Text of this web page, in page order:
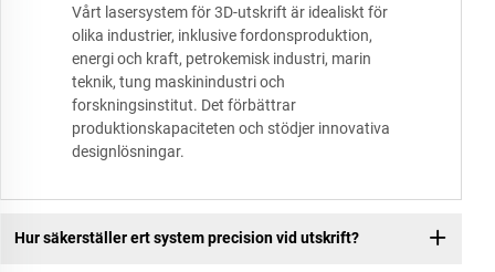
Vårt lasersystem för 3D-utskrift är idealiskt för
olika industrier, inklusive fordonsproduktion,
energi och kraft, petrokemisk industri, marin
teknik, tung maskinindustri och
forskningsinstitut. Det förbättrar
produktionskapaciteten och stödjer innovativa
designlösningar.
Hur säkerställer ert system precision vid utskrift?